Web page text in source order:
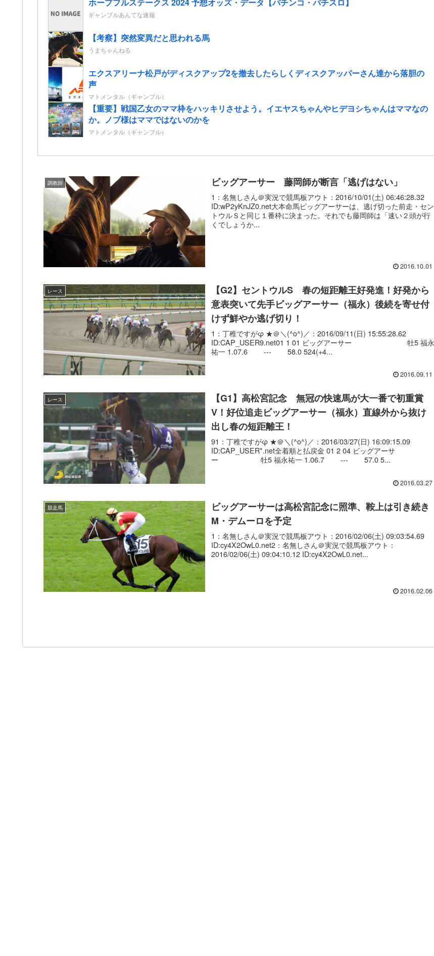
ギャンブルあんてな速報
【考察】突然変異だと思われる馬
うまちゃんねる
エクスアリーナ松戸がディスクアップ2を撤去したらしくディスクアッパーさん達から落胆の
声
マトメンタル（ギャンブル）
【重要】戦国乙女のママ枠をハッキリさせよう。イエヤスちゃんやヒデヨシちゃんはママなの
か。ノブ様はママではないのかを
マトメンタル（ギャンブル）
調教師 ビッグアーサー 藤岡師が断言「逃げはない」
1：名無しさん＠実況で競馬板アウト：2016/10/01(土) 06:46:28.32
ID:wP2yKnJZ0.net大本命馬ビッグアーサーは、逃げ切った前走・セン
トウルＳと同じ１番枠に決まった。それでも藤岡師は「速い２頭が行
くでしょうか...
2016.10.01
レース
【G2】セントウルS 春の短距離王好発進！好発から
意表突いて先手ビッグアーサー（福永）後続を寄せ付
けず鮮やか逃げ切り！
1：丁稚ですがφ ★＠＼(^o^)／：2016/09/11(日) 15:55:28.62
ID:CAP_USER9.net01 1 01 ビッグアーサー 牡5 福永
祐一 1.07.6 --- 58.0 524(+4...
2016.09.11
レース
【G1】高松宮記念 無冠の快速馬が大一番で初重賞
V！好位追走ビッグアーサー（福永）直線外から抜け
出し春の短距離王！
91：丁稚ですがφ ★＠＼(^o^)／：2016/03/27(日) 16:09:15.09
ID:CAP_USER*.net全着順と払戻金 01 2 04 ビッグアーサ
ー 牡5 福永祐一 1.06.7 --- 57.0 5...
2016.03.27
競走馬
ビッグアーサーは高松宮記念に照準、鞍上は引き続き
M・デムーロを予定
1：名無しさん＠実況で競馬板アウト：2016/02/06(土) 09:03:54.69
ID:cy4X2OwL0.net2：名無しさん＠実況で競馬板アウト：
2016/02/06(土) 09:04:10.12 ID:cy4X2OwL0.net...
2016.02.06